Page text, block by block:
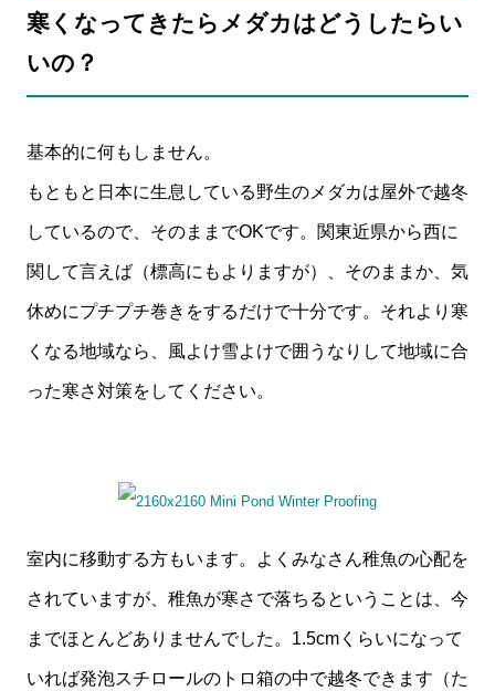
寒くなってきたらメダカはどうしたらい
いの？
基本的に何もしません。
もともと日本に生息している野生のメダカは屋外で越冬
しているので、そのままでOKです。関東近県から西に
関して言えば（標高にもよりますが）、そのままか、気
休めにプチプチ巻きをするだけで十分です。それより寒
くなる地域なら、風よけ雪よけで囲うなりして地域に合
った寒さ対策をしてください。
室内に移動する方もいます。よくみなさん稚魚の心配を
されていますが、稚魚が寒さで落ちるということは、今
までほとんどありませんでした。1.5cmくらいになって
いれば発泡スチロールのトロ箱の中で越冬できます（た